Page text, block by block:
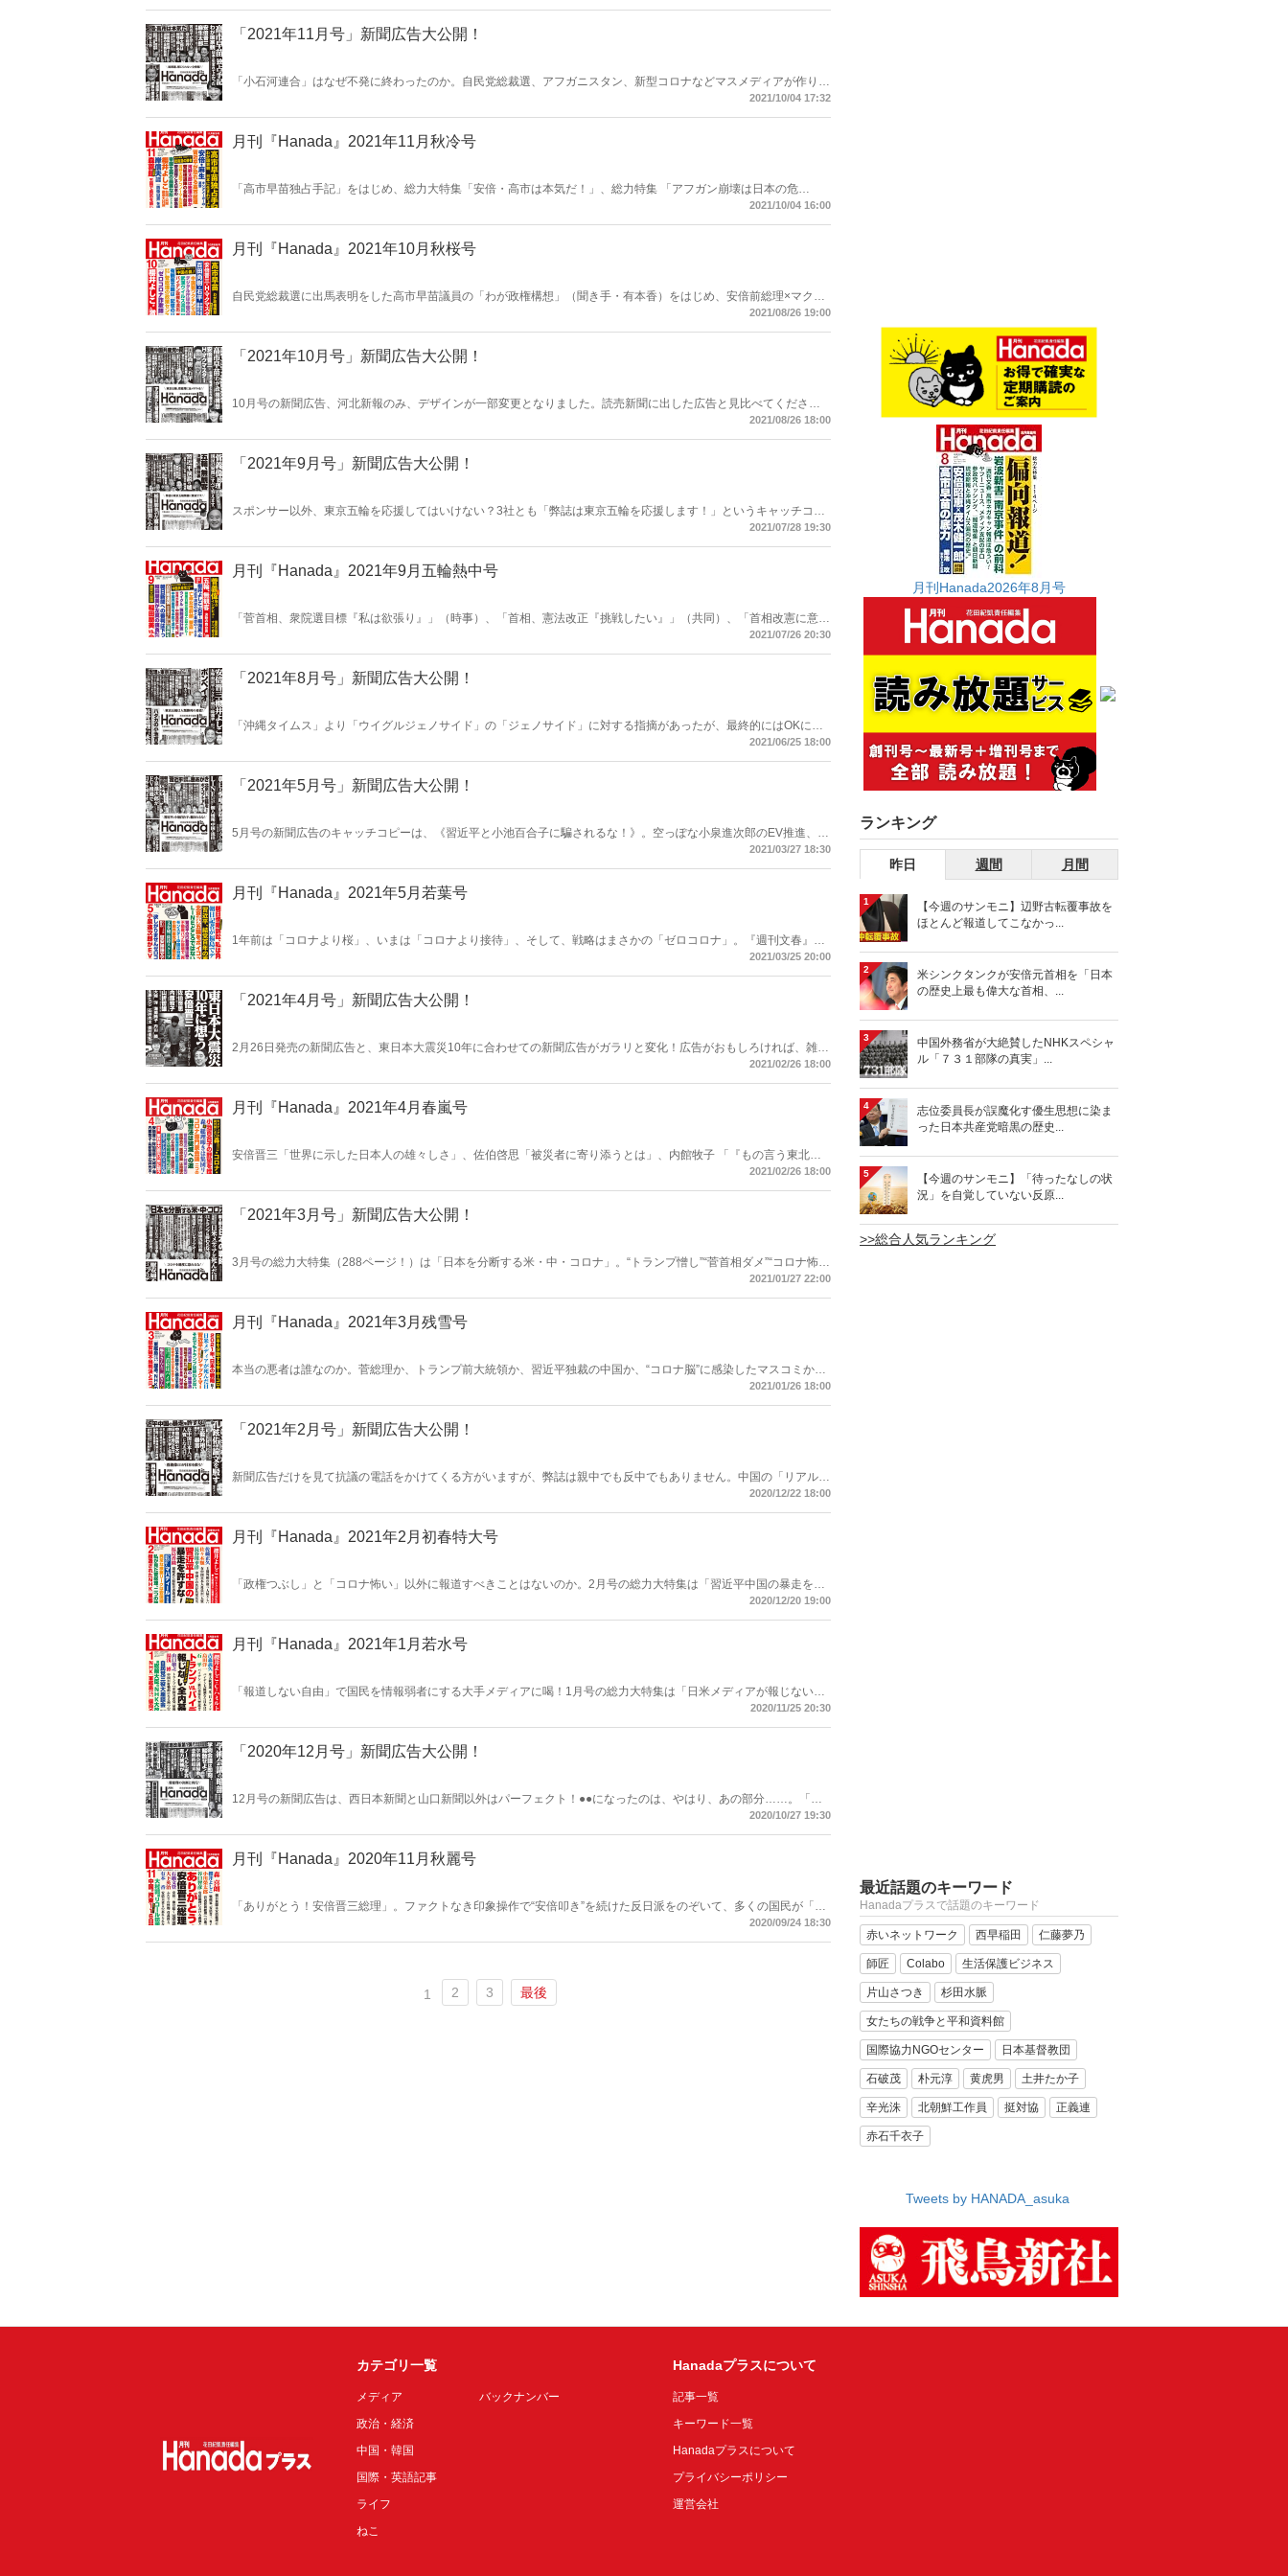
「2021年11月号」新聞広告大公開！
「小石河連合」はなぜ不発に終わったのか。自民党総裁選、アフガニスタン、新型コロナなどマスメディアが作り上
げた「虚像」を斬る！広告がおもしろければ、雑誌もおもしろい！雑誌がおもしろければ、広告もおもしろい！いま
2021/10/04 17:32
月刊『Hanada』2021年11月秋冷号
「高市早苗独占手記」をはじめ、総力大特集「安倍・高市は本気だ！」、総力特集 「アフガン崩壊は日本の危
機！」、特集「ありがとう、菅総理！」、岸信夫防衛大臣インタビュー(聞き手・有本香)、「台湾・尖閣徹底大討
2021/10/04 16:00
月刊『Hanada』2021年10月秋桜号
自民党総裁選に出馬表明をした高市早苗議員の「わが政権構想」（聞き手・有本香）をはじめ、安倍前総理×マクマ
スター元大統領補佐官「中国の脅威とどう闘うか」、百田尚樹×石平「中国共産党は史上最悪の寄生虫だ！」、「櫻
みどころが満載！読みたいニュース、知りたいニュースがここにある！
2021/08/26 19:00
「2021年10月号」新聞広告大公開！
10月号の新聞広告、河北新報のみ、デザインが一部変更となりました。読売新聞に出した広告と見比べてくださ
い。難易度はレベル4です！広告がおもしろければ、雑誌もおもしろい！雑誌がおもしろければ、広告もおもしろ
2021/08/26 18:00
「2021年9月号」新聞広告大公開！
スポンサー以外、東京五輪を応援してはいけない？3社とも「弊誌は東京五輪を応援します！」というキャッチコピ
ーがNGに…。何に変更したのか、ぜひご覧ください。広告がおもしろければ、雑誌もおもしろい！雑誌がおもしろ
2021/07/28 19:30
月刊『Hanada』2021年9月五輪熱中号
「菅首相、衆院選目標『私は欲張り』」（時事）、「首相、憲法改正『挑戦したい』」（共同）、「首相改憲に意欲
『コロナに打ち勝った後に挑戦』」（産経新聞）、「菅首相 衆院解散時期 “コロナを収束させていく中で”」
美×小川榮太郎」、「朝日新聞崩壊の全真実」など9月号も読みどころが満載！読みたいニュース、知りたいニュー
2021/07/26 20:30
「2021年8月号」新聞広告大公開！
「沖縄タイムス」より「ウイグルジェノサイド」の「ジェノサイド」に対する指摘があったが、最終的にはOKに！
広告がおもしろければ、雑誌もおもしろい！雑誌がおもしろければ、広告もおもしろい！いま読みたい記事が、ここ
2021/06/25 18:00
「2021年5月号」新聞広告大公開！
5月号の新聞広告のキャッチコピーは、《習近平と小池百合子に騙されるな！》。空っぽな小泉進次郎のEV推進、恫
喝とデマがお好きな朝日新聞、「文春砲」に踊らされる野党とメディア、「コロナ、常識の嘘」など5月号も目から
2021/03/27 18:30
月刊『Hanada』2021年5月若葉号
1年前は「コロナより桜」、いまは「コロナより接待」、そして、戦略はまさかの「ゼロコロナ」。『週刊文春』頼
みの野党と、とてつもない既得権益集団である大手メディアにできることは白々しい“追及ごっこ”のみ。中国共産
2021/03/25 20:00
「2021年4月号」新聞広告大公開！
2月26日発売の新聞広告と、東日本大震災10年に合わせての新聞広告がガラリと変化！広告がおもしろければ、雑誌
2021/02/26 18:00
月刊『Hanada』2021年4月春嵐号
安倍晋三「世界に示した日本人の雄々しさ」、佐伯啓思「被災者に寄り添うとは」、内館牧子 「『もの言う東北
人』になるべき時」、大崎洋「力強い連帯の証 笑いに願いを」、海原純子「忘れられない『共通点探し』、内山節
日本大震災』後」、特集「東日本大震災10年に想う」は永久保存版！
2021/02/26 18:00
「2021年3月号」新聞広告大公開！
3月号の総力大特集（288ページ！）は「日本を分断する米・中・コロナ」。“トランプ憎し”“菅首相ダメ”“コロナ怖
い”なる報道ばかりだが、中国に対してはなぜかおとなしい日本のメディア…。日本を分断するのは、誰なのか。大
2021/01/27 22:00
月刊『Hanada』2021年3月残雪号
本当の悪者は誰なのか。菅総理か、トランプ前大統領か、習近平独裁の中国か、“コロナ脳”に感染したマスコミか、
アホでマヌケな野党か――。288ページの大ボリュームで、日本を分断する「病」に迫る！韓国慰安婦判決の真相、
2021/01/26 18:00
「2021年2月号」新聞広告大公開！
新聞広告だけを見て抗議の電話をかけてくる方がいますが、弊誌は親中でも反中でもありません。中国の「リアル」
を報じているだけ。コロナ発生国でありながら、世界経済で一人勝ち。中国に弱腰だと、中国はいずれ世界を壊して
2020/12/22 18:00
月刊『Hanada』2021年2月初春特大号
「政権つぶし」と「コロナ怖い」以外に報道すべきことはないのか。2月号の総力大特集は「習近平中国の暴走を許
すな！」。暴走しているのは中国だけではない。NHKの捏造ドキュメント、不健全な携帯大手3社、異常な検察リー
2020/12/20 19:00
月刊『Hanada』2021年1月若水号
「報道しない自由」で国民を情報弱者にする大手メディアに喝！1月号の総力大特集は「日米メディアが報じないト
ランプVSバイデン全内幕」。米大統領選をめぐり数々の陰謀論が飛び交っているが、日米メディアの多くが「反ト
問題の“中心”にタブーなしで切り込む！
2020/11/25 20:30
「2020年12月号」新聞広告大公開！
12月号の新聞広告は、西日本新聞と山口新聞以外はパーフェクト！●●になったのは、やはり、あの部分……。「差
別を助長する」という理由なのでしょうが、気に入らない総理を「ヒトラーだ！」と呼ぶほうが、よほど問題なので
2020/10/27 19:30
月刊『Hanada』2020年11月秋麗号
「ありがとう！安倍晋三総理」。ファクトなき印象操作で“安倍叩き”を続けた反日派をのぞいて、多くの国民が「あ
りがとう！」と思っているのではないだろうか。電撃退陣の内幕から菅総理誕生の秘話まで、月刊『Hanada』でし
2020/09/24 18:30
1 2 3 最後
月刊Hanada2026年8月号
ランキング
昨日 週間 月間
1
【今週のサンモニ】辺野古転覆事故を
ほとんど報道してこなかっ...
2
米シンクタンクが安倍元首相を「日本
の歴史上最も偉大な首相、...
3
中国外務省が大絶賛したNHKスペシャ
ル「７３１部隊の真実」...
4
志位委員長が誤魔化す優生思想に染ま
った日本共産党暗黒の歴史...
5
【今週のサンモニ】「待ったなしの状
況」を自覚していない反原...
>>総合人気ランキング
最近話題のキーワード
Hanadaプラスで話題のキーワード
赤いネットワーク 西早稲田 仁藤夢乃
師匠 Colabo 生活保護ビジネス
片山さつき 杉田水脈
女たちの戦争と平和資料館
国際協力NGOセンター 日本基督教団
石破茂 朴元淳 黄虎男 土井たか子
辛光洙 北朝鮮工作員 挺対協 正義連
赤石千衣子
Tweets by HANADA_asuka
カテゴリ一覧
メディア
政治・経済
中国・韓国
国際・英語記事
ライフ
ねこ
バックナンバー
Hanadaプラスについて
記事一覧
キーワード一覧
Hanadaプラスについて
プライバシーポリシー
運営会社